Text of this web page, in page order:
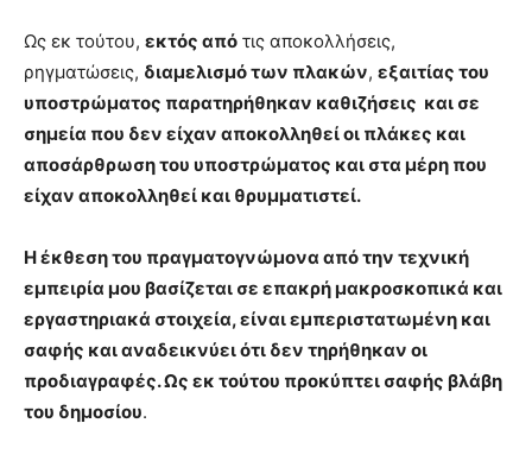
Ως εκ τούτου, εκτός από τις αποκολλήσεις,
ρηγματώσεις, διαμελισμό των πλακών, εξαιτίας του
υποστρώματος παρατηρήθηκαν καθιζήσεις και σε
σημεία που δεν είχαν αποκολληθεί οι πλάκες και
αποσάρθρωση του υποστρώματος και στα μέρη που
είχαν αποκολληθεί και θρυμματιστεί.
Η έκθεση του πραγματογνώμονα από την τεχνική
εμπειρία μου βασίζεται σε επακρή μακροσκοπικά και
εργαστηριακά στοιχεία, είναι εμπεριστατωμένη και
σαφής και αναδεικνύει ότι δεν τηρήθηκαν οι
προδιαγραφές. Ως εκ τούτου προκύπτει σαφής βλάβη
του δημοσίου.